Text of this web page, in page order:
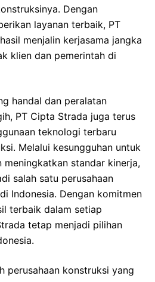
Dengan
layanan terbaik, PT
menjalin kerjasama jangka
klien dan pemerintah di
handal dan peralatan
PT Cipta Strada juga terus
teknologi terbaru
Melalui kesungguhan untuk
meningkatkan standar kinerja,
salah satu perusahaan
Indonesia. Dengan komitmen
terbaik dalam setiap
tetap menjadi pilihan
perusahaan konstruksi yang